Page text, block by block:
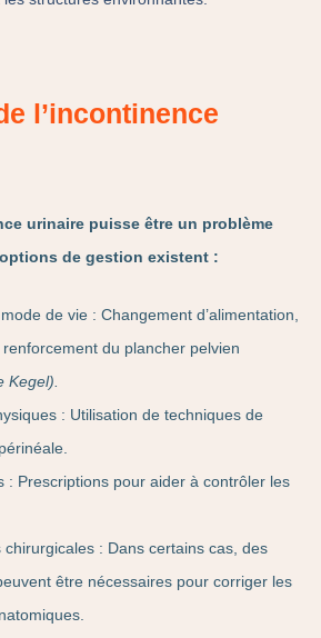
l’incontinence
urinaire puisse être un problème
de gestion existent :
de vie : Changement d’alimentation,
du plancher pelvien
Kegel).
: Utilisation de techniques de
: Prescriptions pour aider à contrôler les
chirurgicales : Dans certains cas, des
être nécessaires pour corriger les